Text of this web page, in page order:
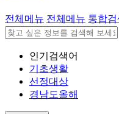
전체메뉴 전체메뉴 통합검
인기검색어
기초생활
선정대상
경남도올해